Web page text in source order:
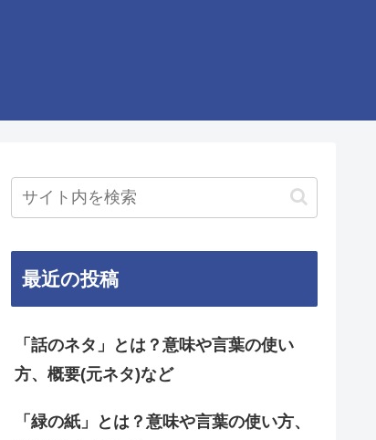
最近の投稿
「話のネタ」とは？意味や言葉の使い
方、概要(元ネタ)など
「緑の紙」とは？意味や言葉の使い方、